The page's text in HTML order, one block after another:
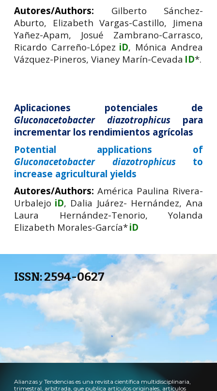
Autores/Authors: Gilberto Sánchez-
Aburto, Elizabeth Vargas-Castillo, Jimena
Yañez-Apam, Josué Zambrano-Carrasco,
Ricardo Carreño-López iD, Mónica Andrea
Vázquez-Pineros, Vianey Marín-Cevada ID*.
Aplicaciones potenciales de
Gluconacetobacter diazotrophicus para
incrementar los rendimientos agrícolas
Potential applications of
Gluconacetobacter diazotrophicusto
increase agricultural yields
Autores/Authors:América Paulina Rivera-
Urbalejo iD, Dalia Juárez- Hernández, Ana
Laura Hernández-Tenorio, Yolanda
Elizabeth Morales-García*iD
ISSN: 2594-0627
Alianzas y Tendencias es una revista científica multidisciplinaria,
trimestral, arbitrada, que publica artículos originales, artículos